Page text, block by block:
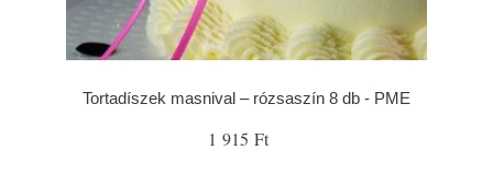
Tortadíszek masnival – rózsaszín 8 db - PME
1 915 Ft